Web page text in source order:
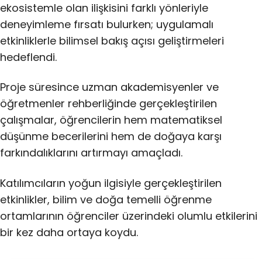
ekosistemle olan ilişkisini farklı yönleriyle
deneyimleme fırsatı bulurken; uygulamalı
etkinliklerle bilimsel bakış açısı geliştirmeleri
hedeflendi.
Proje süresince uzman akademisyenler ve
öğretmenler rehberliğinde gerçekleştirilen
çalışmalar, öğrencilerin hem matematiksel
düşünme becerilerini hem de doğaya karşı
farkındalıklarını artırmayı amaçladı.
Katılımcıların yoğun ilgisiyle gerçekleştirilen
etkinlikler, bilim ve doğa temelli öğrenme
ortamlarının öğrenciler üzerindeki olumlu etkilerini
bir kez daha ortaya koydu.